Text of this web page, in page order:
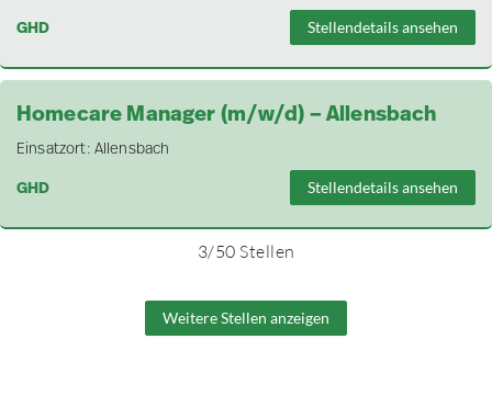
GHD
Stellendetails ansehen
Homecare Manager (m/w/d) – Allensbach
Einsatzort: Allensbach
GHD
Stellendetails ansehen
3/50 Stellen
Weitere Stellen anzeigen